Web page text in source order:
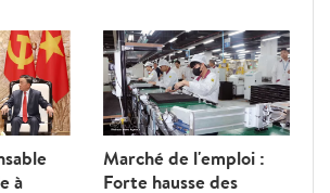
à
Marché de l'emploi :
Forte hausse des